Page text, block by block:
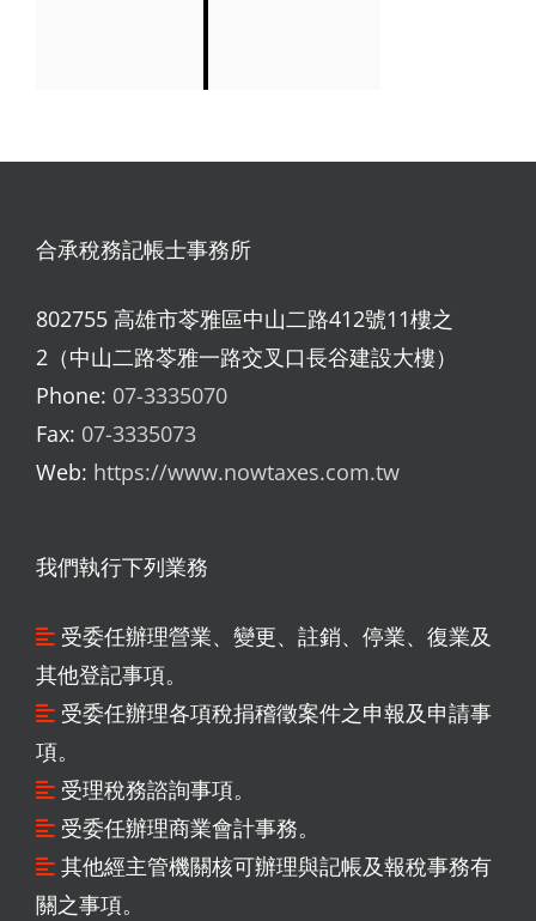
合承稅務記帳士事務所
802755 高雄市苓雅區中山二路412號11樓之
2（中山二路苓雅一路交叉口長谷建設大樓）
Phone: 07-3335070
Fax: 07-3335073
Web: https://www.nowtaxes.com.tw
我們執行下列業務
受委任辦理營業、變更、註銷、停業、復業及
其他登記事項。
受委任辦理各項稅捐稽徵案件之申報及申請事
項。
受理稅務諮詢事項。
受委任辦理商業會計事務。
其他經主管機關核可辦理與記帳及報稅事務有
關之事項。